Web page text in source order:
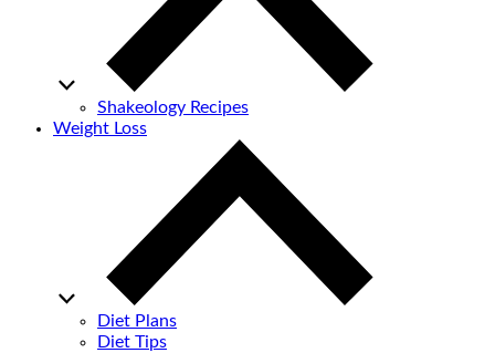
Shakeology Recipes
Weight Loss
Diet Plans
Diet Tips